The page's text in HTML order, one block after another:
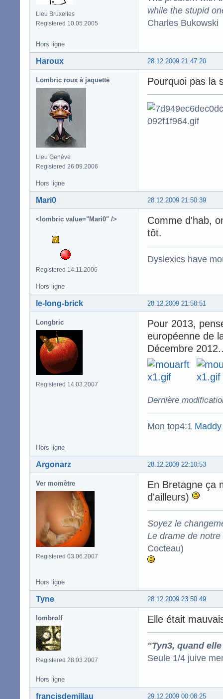
Lieu Bruxelles
Registered 10.05.2005
while the stupid
Charles Bukowski
Hors ligne
28.12.2009 21:47:20
Haroux
Lombric roux à jaquette
Lieu Genève
Registered 26.09.2006
Pourquoi pas la
Hors ligne
28.12.2009 21:50:39
Mari0
<lombric value="Mari0" />
Registered 14.11.2006
Comme d'hab,
tôt.
Dyslexics have
Hors ligne
28.12.2009 21:58:51
le-long-brick
Longbric
Registered 14.03.2007
Pour 2013,
européenne de
Décembre
Dernière
Mon top4:1
Hors ligne
28.12.2009 22:10:53
Argonarz
Ver momètre
Registered 03.06.2007
En Bretagne ça
d'ailleurs)
Soyez le
Le drame de
Cocteau)
Hors ligne
28.12.2009 23:50:49
Tyne
lombrolf
Registered 28.03.2007
Elle était
"Tyn3, quand
Seule 1/4 juive
Hors ligne
29.12.2009 00:08:25
francisdemillau